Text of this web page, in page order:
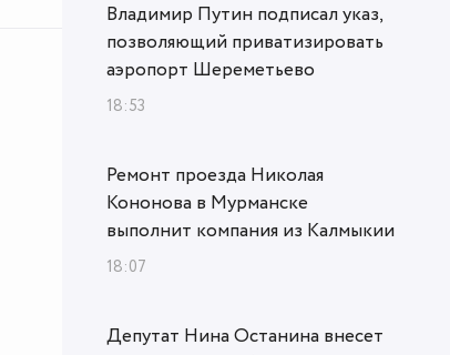
Владимир Путин подписал указ,
позволяющий приватизировать
аэропорт Шереметьево
18:53
Ремонт проезда Николая
Кононова в Мурманске
выполнит компания из Калмыкии
18:07
Депутат Нина Останина внесет